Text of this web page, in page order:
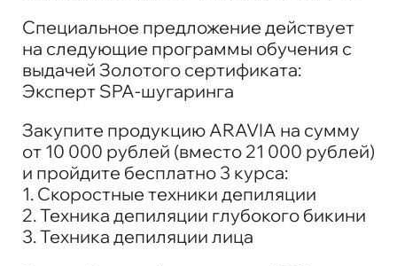
Специальное предложение действует
на следующие программы обучения с
выдачей Золотого сертификата:
Эксперт SPA-шугаринга
Закупите продукцию ARAVIA на сумму
от 10 000 рублей (вместо 21 000 рублей)
и пройдите бесплатно 3 курса:
1. Скоростные техники депиляции
2. Техника депиляции глубокого бикини
3. Техника депиляции лица